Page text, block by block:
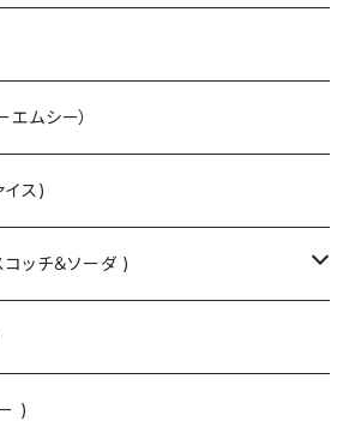
ー
エムシー）
イス)
ッチ＆ソーダ )
)